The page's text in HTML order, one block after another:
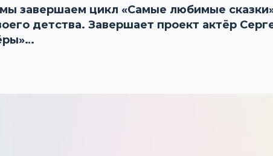
завершаем цикл «Самые любимые
детства. Завершает проект актёр